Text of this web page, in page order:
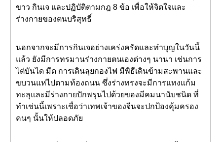
ขาว กินเจ และปฏิบัติตามกฎ 8 ข้อ เพื่อให้จิตใจและ
ร่างกายของตนบริสุทธิ์
นอกจากจะมีการกินเจอย่างเคร่งครัดและทำบุญในวันนี้
แล้ว ยังมีการทรมานร่างกายตนเองต่างๆ นานา เช่นการ
ไต่บันได มีด การเดินลุยกองไฟ มีพิธีเดินข้ามสะพานและ
ขบวนแห่ไปตามท้องถนน ซึ่งร่างทรงจะมีการแทงแก้ม
ทะลุและมีร่างกายปักพรุนไปด้วยของมีคมนานับชนิด ที่
ทำเช่นนี้เพราะเชื่อว่าเทพเจ้าของจีนจะปกป้องคุ้มครอง
คนๆ นั้นให้ปลอดภัย